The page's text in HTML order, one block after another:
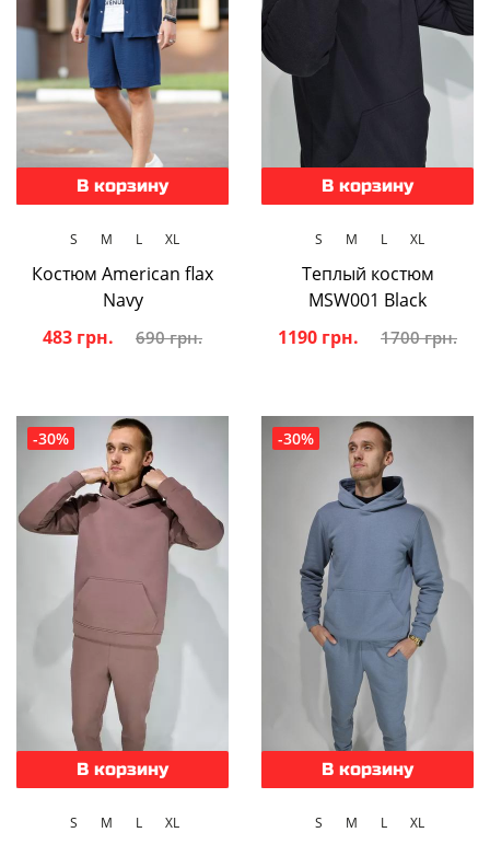
В корзину
S M L XL
Костюм American flax
Navy
483 грн.
690 грн.
В корзину
S M L XL
Теплый костюм
MSW001 Black
1190 грн.
1700 грн.
-30%
В корзину
S M L XL
-30%
В корзину
S M L XL